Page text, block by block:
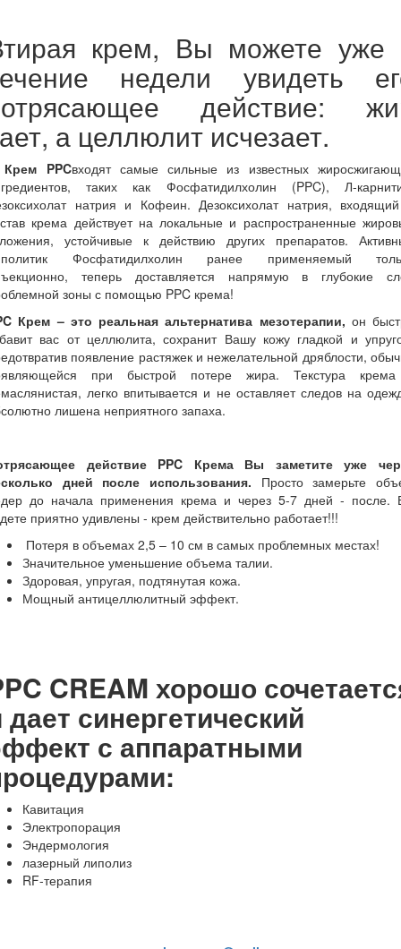
крем, Вы можете уже
недели увидеть
действие:
а целлюлит исчезает.
PPCвходят самые сильные из известных
таких как Фосфатидилхолин (PPC), Л-
натрия и Кофеин. Дезоксихолат натрия,
крема действует на локальные и распространенные
устойчивые к действию других препаратов.
Фосфатидилхолин ранее применяемый
теперь доставляется напрямую в глубокие
зоны с помощью PPC крема!
Крем – это реальная альтернатива мезотерапии, он
вас от целлюлита, сохранит Вашу кожу гладкой и
появление растяжек и нежелательной дряблости,
при быстрой потере жира. Текстура
легко впитывается и не оставляет следов на
лишена неприятного запаха.
действие PPC Крема Вы заметите уже
дней после использования. Просто замерьте
до начала применения крема и через 5-7 дней - после.
приятно удивлены - крем действительно работает!!!
Потеря в объемах 2,5 – 10 см в самых проблемных местах!
Значительное уменьшение объема талии.
Здоровая, упругая, подтянутая кожа.
Мощный антицеллюлитный эффект.
CREAM хорошо
дает синергетический
с аппаратными
Кавитация
Электропорация
Эндермология
лазерный липолиз
RF-терапия